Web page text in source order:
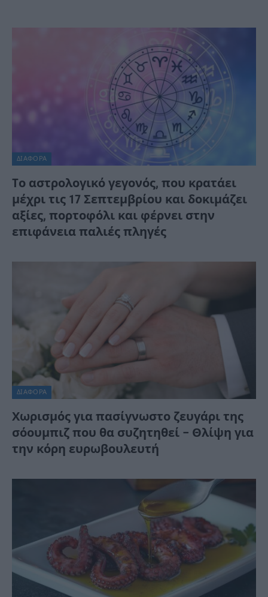
ΔΙΆΦΟΡΑ
Tο αστρολογικό γεγονός, που κρατάει
μέχρι τις 17 Σεπτεμβρίου και δοκιμάζει
αξίες, πορτοφόλι και φέρνει στην
επιφάνεια παλιές πληγές
ΔΙΆΦΟΡΑ
Χωρισμός για πασίγνωστο ζευγάρι της
σόουμπιζ που θα συζητηθεί – Θλίψη για
την κόρη ευρωβουλευτή